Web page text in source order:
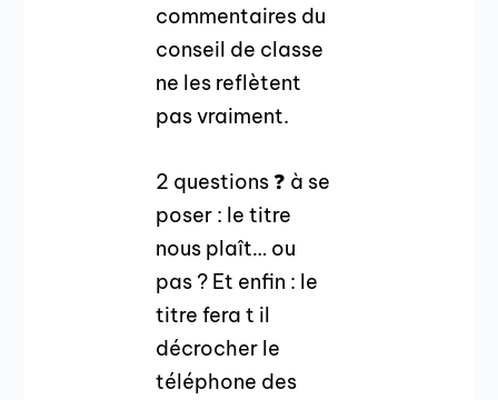
commentaires du
conseil de classe
ne les reflètent
pas vraiment.
2 questions ❓ à se
poser : le titre
nous plaît… ou
pas ? Et enfin : le
titre fera t il
décrocher le
téléphone des